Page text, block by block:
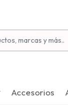
Accesorios